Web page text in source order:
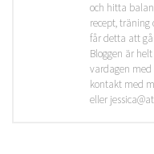
och hitta
recept, träning
får detta att
Bloggen är
vardagen
kontakt med
eller